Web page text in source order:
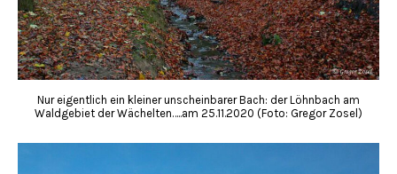
Nur eigentlich ein kleiner unscheinbarer Bach: der Löhnbach am
Waldgebiet der Wächelten…..am 25.11.2020 (Foto: Gregor Zosel)